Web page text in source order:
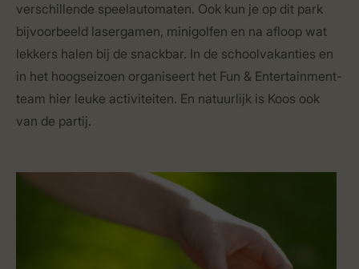
verschillende speelautomaten. Ook kun je op dit park
bijvoorbeeld lasergamen, minigolfen en na afloop wat
lekkers halen bij de snackbar. In de schoolvakanties en
in het hoogseizoen organiseert het Fun & Entertainment-
team hier leuke activiteiten. En natuurlijk is Koos ook
van de partij.